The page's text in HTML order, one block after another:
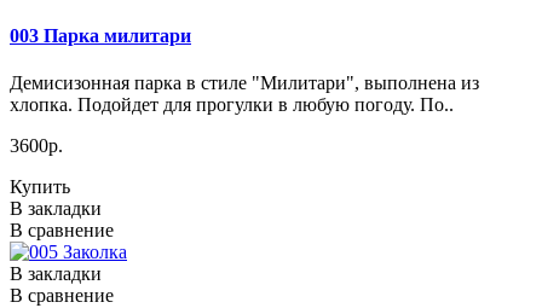
003 Парка милитари
Демисизонная парка в стиле "Милитари", выполнена из
хлопка. Подойдет для прогулки в любую погоду. По..
3600р.
Купить
В закладки
В сравнение
В закладки
В сравнение